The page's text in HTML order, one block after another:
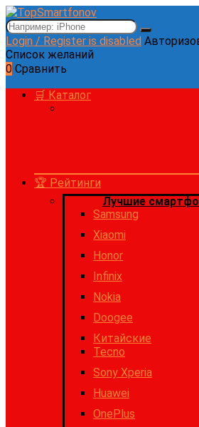
Login / Register is disabled
Список желаний
0 Сравнить
🛒 Каталог
🏆 Рейтинги
Лучшие
Samsung
Xiaomi
Honor
Infinix
Nokia
Doogee
Китайские
Tecno
Sony Xperia
Huawei
OnePlus